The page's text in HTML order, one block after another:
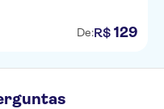
De:R$ 129